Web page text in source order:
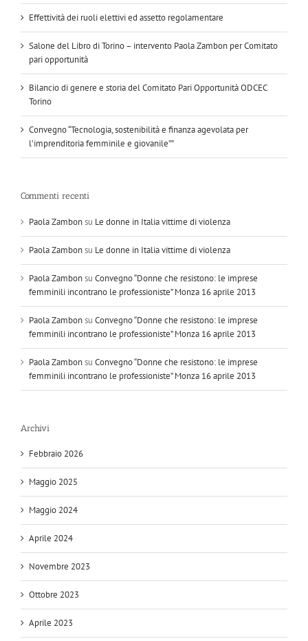
Effettività dei ruoli elettivi ed assetto regolamentare
Salone del Libro di Torino – intervento Paola Zambon per Comitato
pari opportunità
Bilancio di genere e storia del Comitato Pari Opportunità ODCEC
Torino
Convegno “Tecnologia, sostenibilità e finanza agevolata per
l’imprenditoria femminile e giovanile””
Commenti recenti
Paola Zambonsu Le donne in Italia vittime di violenza
Paola Zambonsu Le donne in Italia vittime di violenza
Paola Zambonsu Convegno “Donne che resistono: le imprese
femminili incontrano le professioniste” Monza 16 aprile 2013
Paola Zambonsu Convegno “Donne che resistono: le imprese
femminili incontrano le professioniste” Monza 16 aprile 2013
Paola Zambonsu Convegno “Donne che resistono: le imprese
femminili incontrano le professioniste” Monza 16 aprile 2013
Archivi
Febbraio 2026
Maggio 2025
Maggio 2024
Aprile 2024
Novembre 2023
Ottobre 2023
Aprile 2023